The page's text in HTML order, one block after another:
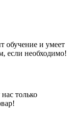
обучение и умеет
если необходимо!
только